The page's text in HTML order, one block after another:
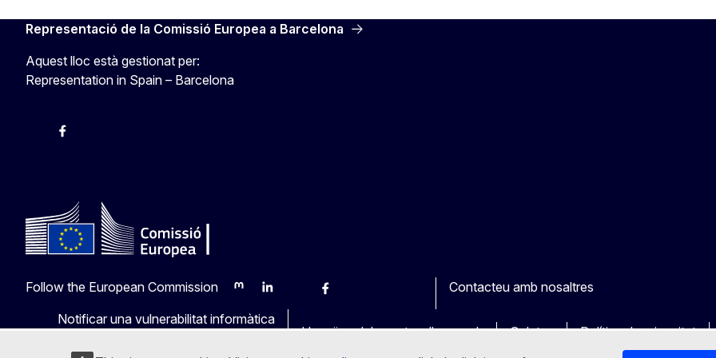
Representació de la Comissió Europea a Barcelona
Aquest lloc està gestionat per:
Representation in Spain – Barcelona
InstagramFacebook
Follow the European Commission
MastodonLinkedInBlueskyFacebook
Contacteu amb nosaltres
Notificar una vulnerabilitat informàtica
Llengües dels nostres llocs web
Galetes Política de privacitat